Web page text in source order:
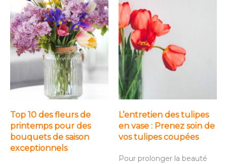
Top 10 des fleurs de
printemps pour des
bouquets de saison
exceptionnels
L’entretien des tulipes
en vase : Prenez soin de
vos tulipes coupées
Pour prolonger la beauté